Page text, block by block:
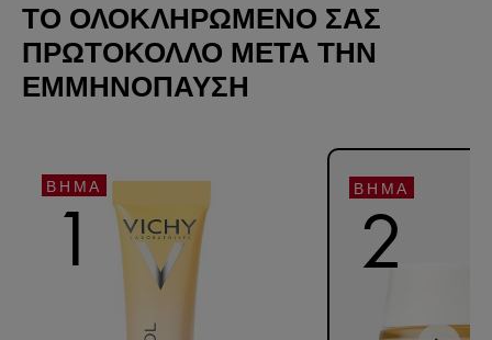
ΤΟ ΟΛΟΚΛΗΡΩΜΕΝΟ ΣΑΣ
ΠΡΩΤΟΚΟΛΛΟ ΜΕΤΑ ΤΗΝ
ΕΜΜΗΝΟΠΑΥΣΗ
ΒΉΜΑ
1 ΒΉΜΑ
2